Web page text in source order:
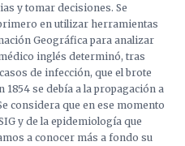
y tomar decisiones. Se
en utilizar herramientas
Geográfica para analizar
inglés determinó, tras
de infección, que el brote
se debía a la propagación a
considera que en ese momento
y de la epidemiología que
a conocer más a fondo su